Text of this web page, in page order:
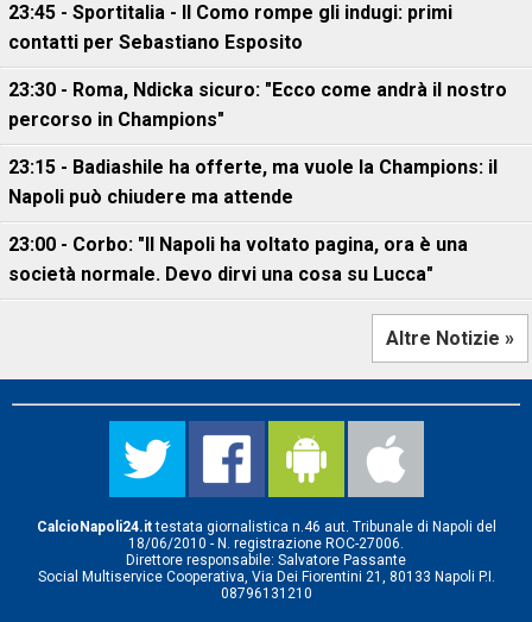
23:45 - Sportitalia - Il Como rompe gli indugi: primi
contatti per Sebastiano Esposito
23:30 - Roma, Ndicka sicuro: "Ecco come andrà il nostro
percorso in Champions"
23:15 - Badiashile ha offerte, ma vuole la Champions: il
Napoli può chiudere ma attende
23:00 - Corbo: "Il Napoli ha voltato pagina, ora è una
società normale. Devo dirvi una cosa su Lucca"
Altre Notizie »
CalcioNapoli24.ittestata giornalistica n.46 aut. Tribunale di Napoli del
18/06/2010 - N. registrazione ROC-27006.
Direttore responsabile: Salvatore Passante
Social Multiservice Cooperativa, Via Dei Fiorentini 21, 80133 Napoli P.I.
08796131210